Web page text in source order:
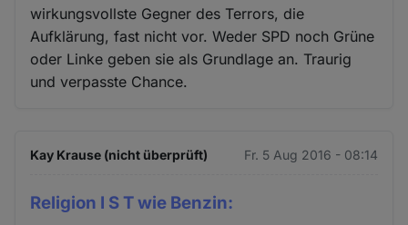
wirkungsvollste Gegner des Terrors, die
Aufklärung, fast nicht vor. Weder SPD noch Grüne
oder Linke geben sie als Grundlage an. Traurig
und verpasste Chance.
Kay Krause (nicht überprüft) Fr. 5 Aug 2016 - 08:14
Religion I S T wie Benzin: